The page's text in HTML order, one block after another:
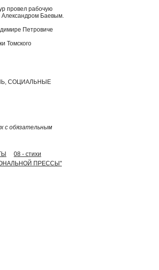
провел рабочую
Александром Баевым.
Петровиче
Томского
СОЦИАЛЬНЫЕ
с обязательным
08 - стихи
ПРЕССЫ"